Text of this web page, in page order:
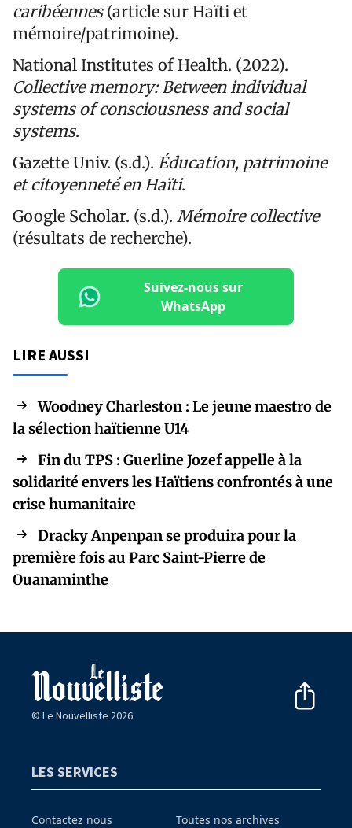
caribéennes(article sur Haïti et
mémoire/patrimoine).
National Institutes of Health. (2022).
Collective memory: Between individual
systems of consciousness and social
systems.
Gazette Univ. (s.d.). Éducation, patrimoine
et citoyenneté en Haïti.
Google Scholar. (s.d.). Mémoire collective
(résultats de recherche).
Suivez-nous sur
WhatsApp
LIRE AUSSI
Woodney Charleston : Le jeune maestro de
la sélection haïtienne U14
Fin du TPS : Guerline Jozef appelle à la
solidarité envers les Haïtiens confrontés à une
crise humanitaire
Dracky Anpenpan se produira pour la
première fois au Parc Saint-Pierre de
Ouanaminthe
© Le Nouvelliste 2026
LES SERVICES
Contactez nous Toutes nos archives